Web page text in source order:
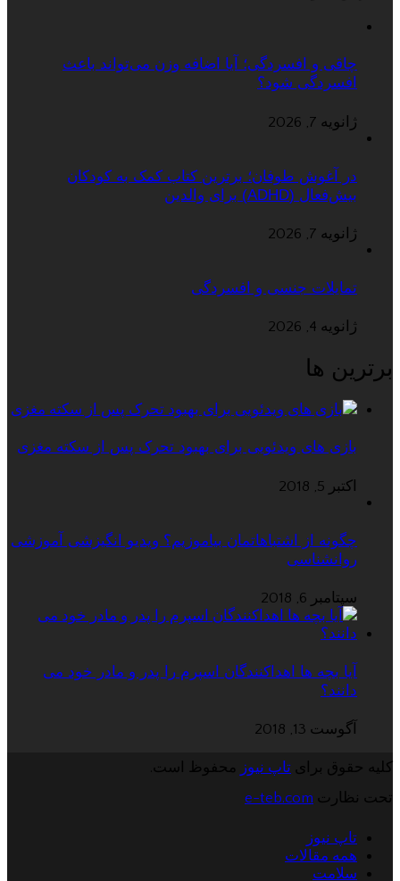
چاقی و افسردگی؛ آیا اضافه وزن می‌تواند باعث
افسردگی شود؟
ژانویه 7, 2026
در آغوش طوفان؛ برترین کتاب کمک به کودکان
بیش‌فعال (ADHD) برای والدین
ژانویه 7, 2026
تمایلات جنسی و افسردگی
ژانویه 4, 2026
برترین ها
بازی های ویدئویی برای بهبود تحرک پس از سکته مغزی
اکتبر 5, 2018
چگونه از اشتباهاتمان بیاموزیم؟ ویدیو انگیزشی آموزشی
روانشناسی
سپتامبر 6, 2018
آیا بچه ها اهداکنندگان اسپرم را پدر و مادر خود می
دانند؟
آگوست 13, 2018
کلیه حقوق برای تاپ نیوز
محفوظ است.
تحت نظارت e-teb.com
تاپ نیوز
همه مقالات
سلامت